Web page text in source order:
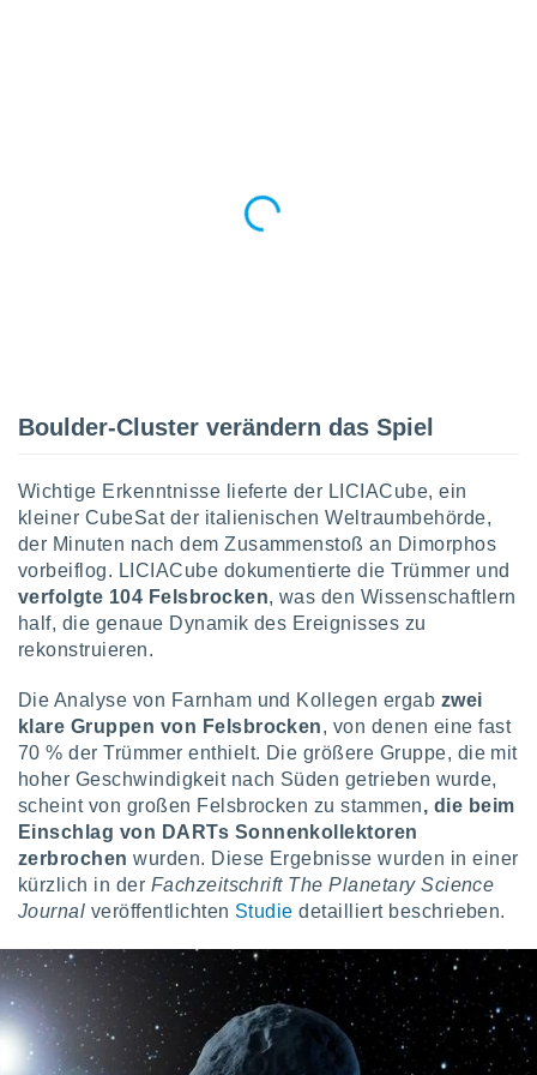
zur
zur
von
zur
der
von
durch
von
Boulder-Cluster verändern das Spiel
Wichtige Erkenntnisse lieferte der LICIACube, ein
kleiner CubeSat der italienischen Weltraumbehörde,
der Minuten nach dem Zusammenstoß an Dimorphos
vorbeiflog. LICIACube dokumentierte die Trümmer und
verfolgte 104 Felsbrocken, was den Wissenschaftlern
half, die genaue Dynamik des Ereignisses zu
rekonstruieren.
Die Analyse von Farnham und Kollegen ergab zwei
klare Gruppen von Felsbrocken, von denen eine fast
70 % der Trümmer enthielt. Die größere Gruppe, die mit
hoher Geschwindigkeit nach Süden getrieben wurde,
scheint von großen Felsbrocken zu stammen, die beim
Einschlag von DARTs Sonnenkollektoren
zerbrochen wurden. Diese Ergebnisse wurden in einer
kürzlich in der Fachzeitschrift The Planetary Science
Journal veröffentlichten Studiedetailliert beschrieben.